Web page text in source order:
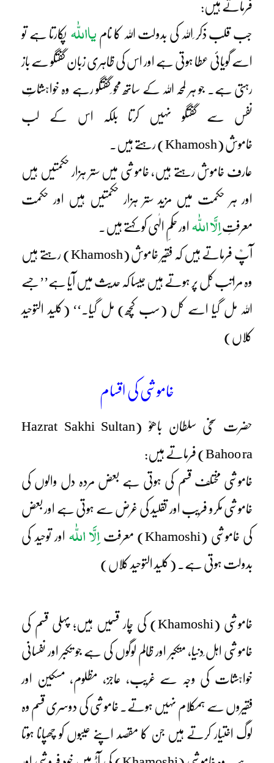
فرماتے ہیں:
جب قلب ذکر ِاللہ کی بدولت اللہ کا نام یااللّٰہ پکارتا ہے تو
اسے گویائی عطا ہوتی ہے اور اس کی ظاہری زبان گفتگو سے باز
رہتی ہے۔ جو ہر لمحہ اللہ کے ساتھ محو ِگفتگو رہے وہ خواہشاتِ
نفس سے گفتگو نہیں کرتا بلکہ اس کے لب
خاموش (Khamosh) رہتے ہیں۔
عارف خاموش رہتے ہیں، خاموشی میں ستر ہزار حکمتیں ہیں
اور ہر حکمت میں مزید ستر ہزار حکمتیں ہیں اور حکمت
معرفتِاِلَّا اللّٰہ اور حکمِ الٰہی کو کہتے ہیں۔
آپؒ فرماتے ہیں کہ فقیر خاموش (Khamosh) رہتے ہیں
وہ مراتب کُل پر ہوتے ہیں جیسا کہ حدیث میں آیا ہے’’جسے
اللہ مل گیا اسے کل (سب کچھ) مل گیا۔‘‘ (کلید التوحید
کلاں)
خاموشی کی اقسام
حضرت سخی سلطان باھوؒ (Hazrat Sakhi Sultan
Bahoo ra) فرماتے ہیں:
خاموشی مختلف قسم کی ہوتی ہے بعض مردہ دل والوں کی
خاموشی مکرو فریب اور تقلید کی غرض سے ہوتی ہے اور بعض
کی خاموشی (Khamoshi) معرفت اِلَّا اللّٰہ اور توحید کی
بدولت ہوتی ہے۔ (کلید التوحید کلاں)
خاموشی (Khamoshi) کی چار قسمیں ہیں؛ پہلی قسم کی
خاموشی اہل ِدنیا، متکبر اور ظالم لوگوں کی ہے جو تکبر اور نفسانی
خواہشات کی وجہ سے غریب، عاجز، مظلوم، مسکین اور
فقیروں سے ہمکلام نہیں ہوتے۔ خاموشی کی دوسری قسم وہ
لوگ اختیار کرتے ہیں جن کا مقصد اپنے عیبوں کو چھپانا ہوتا